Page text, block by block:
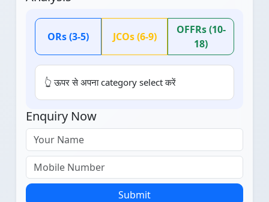
ORs (3-5) JCOs (6-9)
OFFRs (10-
18)
👆 ऊपर से अपना category select करें
Enquiry Now
Submit